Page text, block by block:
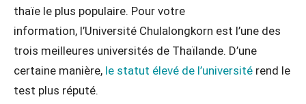
thaïe le plus populaire. Pour votre
information, l’Université Chulalongkorn est l’une des
trois meilleures universités de Thaïlande. D’une
certaine manière, le statut élevé de l’université rend le
test plus réputé.